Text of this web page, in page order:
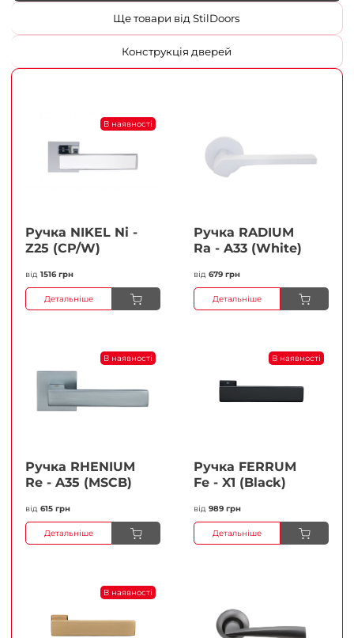
Ще товари від StilDoors
Конструкція дверей
В наявності
Ручка NIKEL Ni -
Z25 (CP/W)
від 1516 грн
Детальніше
Ручка RADIUM
Ra - A33 (White)
від 679 грн
Детальніше
В наявності
Ручка RHENIUM
Re - A35 (MSCB)
від 615 грн
Детальніше
В наявності
Ручка FERRUМ
Fe - X1 (Black)
від 989 грн
Детальніше
В наявності